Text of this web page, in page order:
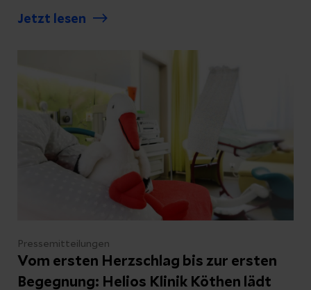
Tarifpaket für die Mitarbeiterinnen und
sowie der Auszubildenden vereinbart. Eine
Planungssicherheit für beide Seiten.
Jetzt lesen
Pressemitteilungen
Vom ersten Herzschlag bis zur ersten
Begegnung: Helios Klinik Köthen lädt